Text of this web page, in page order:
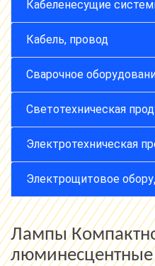
Кабеленесущие
Кабель, провод
Сварочное
Светотехническая
Электротехническая
Электрощитовое
Лампы